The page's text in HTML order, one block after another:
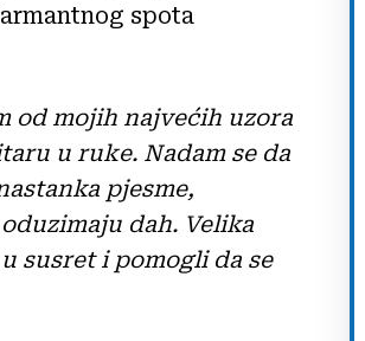
spota
od mojih najvećih uzora
u ruke. Nadam se da
pjesme,
dah. Velika
susret i pomogli da se